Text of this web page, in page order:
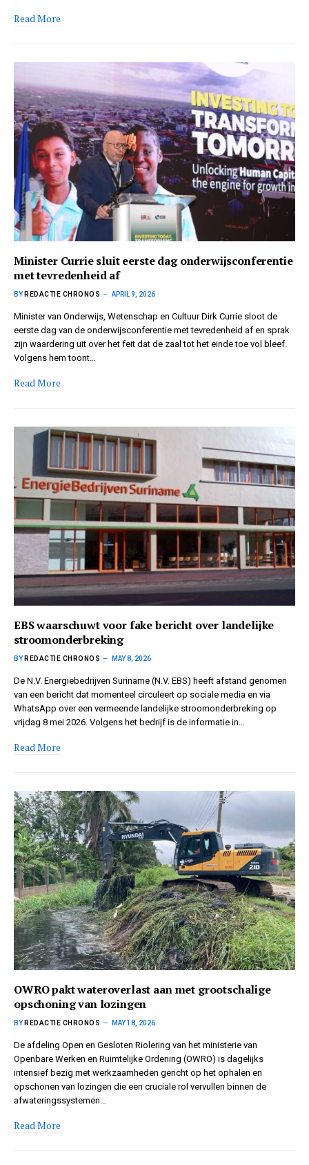
Read More
Minister Currie sluit eerste dag onderwijsconferentie
met tevredenheid af
BY REDACTIE CHRONOS APRIL 9, 2026
Minister van Onderwijs, Wetenschap en Cultuur Dirk Currie sloot de
eerste dag van de onderwijsconferentie met tevredenheid af en sprak
zijn waardering uit over het feit dat de zaal tot het einde toe vol bleef.
Volgens hem toont…
Read More
EBS waarschuwt voor fake bericht over landelijke
stroomonderbreking
BY REDACTIE CHRONOS MAY 8, 2026
De N.V. Energiebedrijven Suriname (N.V. EBS) heeft afstand genomen
van een bericht dat momenteel circuleert op sociale media en via
WhatsApp over een vermeende landelijke stroomonderbreking op
vrijdag 8 mei 2026. Volgens het bedrijf is de informatie in…
Read More
OWRO pakt wateroverlast aan met grootschalige
opschoning van lozingen
BY REDACTIE CHRONOS MAY 18, 2026
De afdeling Open en Gesloten Riolering van het ministerie van
Openbare Werken en Ruimtelijke Ordening (OWRO) is dagelijks
intensief bezig met werkzaamheden gericht op het ophalen en
opschonen van lozingen die een cruciale rol vervullen binnen de
afwateringssystemen…
Read More